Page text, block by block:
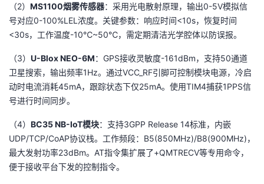
（2） MS1100烟雾传感器：采用光电散射原理，输出0-5V模拟信
号对应0-100%LEL浓度。关键参数：响应时间<10s，恢复时间
<30s，工作温度-10℃~50℃，需定期清洁光学腔体以防误报。
（3） U-Blox NEO-6M：GPS接收灵敏度-161dBm，支持50通道
卫星搜索，输出频率1Hz。通过VCC_RF引脚可控制模块电源，冷启
动时电流消耗45mA，跟踪状态下仅25mA。使用TIM4捕获1PPS信
号进行时间同步。
（4） BC35 NB-IoT模块：支持3GPP Release 14标准，内嵌
UDP/TCP/CoAP协议栈。工作频段：B5(850MHz)/B8(900MHz)，
最大发射功率23dBm。AT指令集扩展了+QMTRECV等专用命令，
便于接收平台下发的控制指令。